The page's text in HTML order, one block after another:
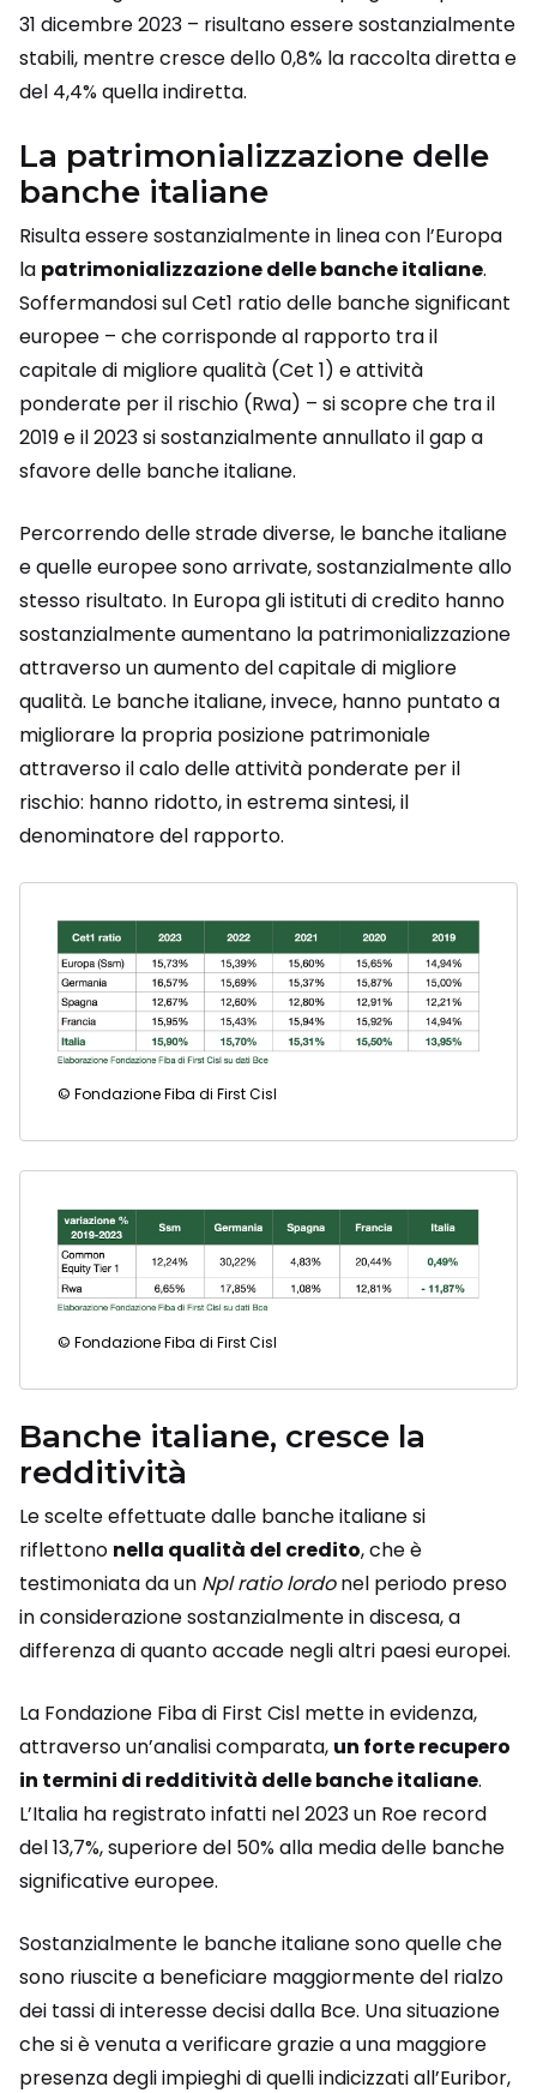
31 dicembre 2023 – risultano essere sostanzialmente
stabili, mentre cresce dello 0,8% la raccolta diretta e
del 4,4% quella indiretta.
La patrimonializzazione delle
banche italiane
Risulta essere sostanzialmente in linea con l’Europa
la patrimonializzazione delle banche italiane.
Soffermandosi sul Cet1 ratio delle banche significant
europee – che corrisponde al rapporto tra il
capitale di migliore qualità (Cet 1) e attività
ponderate per il rischio (Rwa) – si scopre che tra il
2019 e il 2023 si sostanzialmente annullato il gap a
sfavore delle banche italiane.
Percorrendo delle strade diverse, le banche italiane
e quelle europee sono arrivate, sostanzialmente allo
stesso risultato. In Europa gli istituti di credito hanno
sostanzialmente aumentano la patrimonializzazione
attraverso un aumento del capitale di migliore
qualità. Le banche italiane, invece, hanno puntato a
migliorare la propria posizione patrimoniale
attraverso il calo delle attività ponderate per il
rischio: hanno ridotto, in estrema sintesi, il
denominatore del rapporto.
© Fondazione Fiba di First Cisl
© Fondazione Fiba di First Cisl
Banche italiane, cresce la
redditività
Le scelte effettuate dalle banche italiane si
riflettono nella qualità del credito, che è
testimoniata da un Npl ratio lordonel periodo preso
in considerazione sostanzialmente in discesa, a
differenza di quanto accade negli altri paesi europei.
La Fondazione Fiba di First Cisl mette in evidenza,
attraverso un’analisi comparata, un forte recupero
in termini di redditività delle banche italiane.
L’Italia ha registrato infatti nel 2023 un Roe record
del 13,7%, superiore del 50% alla media delle banche
significative europee.
Sostanzialmente le banche italiane sono quelle che
sono riuscite a beneficiare maggiormente del rialzo
dei tassi di interesse decisi dalla Bce. Una situazione
che si è venuta a verificare grazie a una maggiore
presenza degli impieghi di quelli indicizzati all’Euribor,